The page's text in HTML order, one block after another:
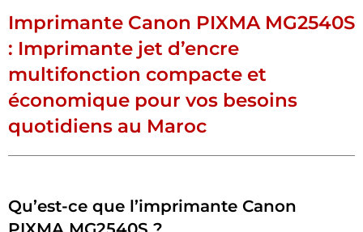
Imprimante Canon PIXMA MG2540S
: Imprimante jet d’encre
multifonction compacte et
économique pour vos besoins
quotidiens au Maroc
Qu’est-ce que l’imprimante Canon